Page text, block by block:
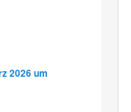
2026 um